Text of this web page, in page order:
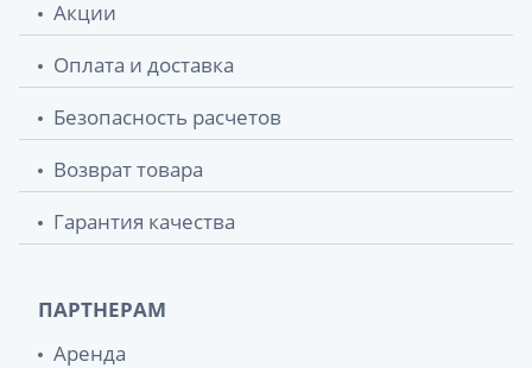
Акции
Оплата и доставка
Безопасность расчетов
Возврат товара
Гарантия качества
ПАРТНЕРАМ
Аренда